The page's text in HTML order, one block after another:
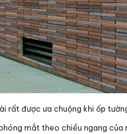
rất được ưa chuộng khi ốp
mắt theo chiều ngang của